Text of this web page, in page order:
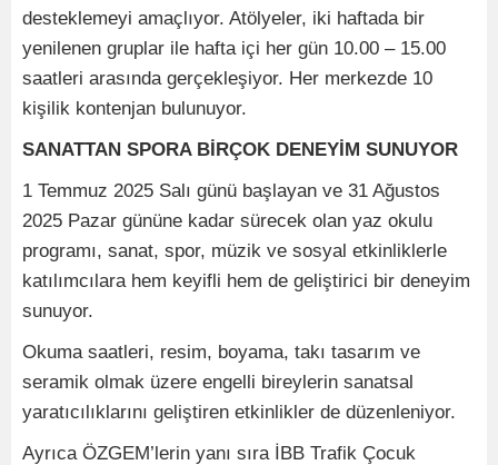
desteklemeyi amaçlıyor. Atölyeler, iki haftada bir
yenilenen gruplar ile hafta içi her gün 10.00 – 15.00
saatleri arasında gerçekleşiyor. Her merkezde 10
kişilik kontenjan bulunuyor.
SANATTAN SPORA BİRÇOK DENEYİM SUNUYOR
1 Temmuz 2025 Salı günü başlayan ve 31 Ağustos
2025 Pazar gününe kadar sürecek olan yaz okulu
programı, sanat, spor, müzik ve sosyal etkinliklerle
katılımcılara hem keyifli hem de geliştirici bir deneyim
sunuyor.
Okuma saatleri, resim, boyama, takı tasarım ve
seramik olmak üzere engelli bireylerin sanatsal
yaratıcılıklarını geliştiren etkinlikler de düzenleniyor.
Ayrıca ÖZGEM’lerin yanı sıra İBB Trafik Çocuk